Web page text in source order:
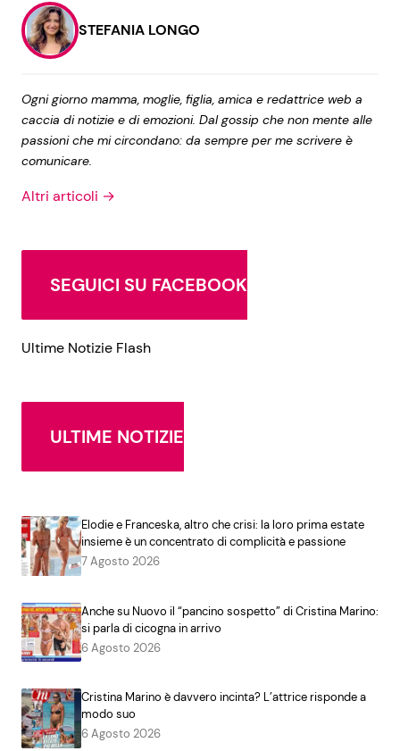
STEFANIA LONGO
Ogni giorno mamma, moglie, figlia, amica e redattrice web a
caccia di notizie e di emozioni. Dal gossip che non mente alle
passioni che mi circondano: da sempre per me scrivere è
comunicare.
Altri articoli →
SEGUICI SU FACEBOOK
Ultime Notizie Flash
ULTIME NOTIZIE
Elodie e Franceska, altro che crisi: la loro prima estate
insieme è un concentrato di complicità e passione
7 Agosto 2026
Anche su Nuovo il “pancino sospetto” di Cristina Marino:
si parla di cicogna in arrivo
6 Agosto 2026
Cristina Marino è davvero incinta? L’attrice risponde a
modo suo
6 Agosto 2026